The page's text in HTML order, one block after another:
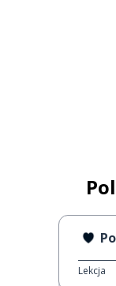
Lekcja